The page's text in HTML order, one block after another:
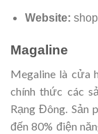
Website:
Magaline
Megaline là cửa
chính thức các
Rạng Đông. Sản
đến 80% điện